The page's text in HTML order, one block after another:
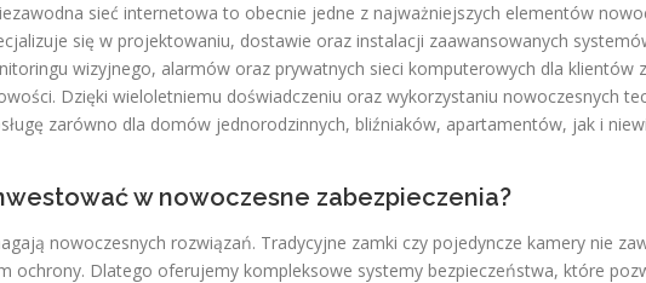
sieć internetowa to obecnie jedne z najważniejszych elementów
się w projektowaniu, dostawie oraz instalacji zaawansowanych
wizyjnego, alarmów oraz prywatnych sieci komputerowych dla klientów z
Dzięki wieloletniemu doświadczeniu oraz wykorzystaniu nowoczesnych
zarówno dla domów jednorodzinnych, bliźniaków, apartamentów, jak i
w nowoczesne zabezpieczenia?
nowoczesnych rozwiązań. Tradycyjne zamki czy pojedyncze kamery nie
ochrony. Dlatego oferujemy kompleksowe systemy bezpieczeństwa, które